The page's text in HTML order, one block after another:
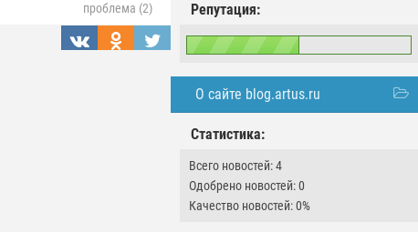
Репутация:
О сайте blog.artus.ru
Статистика:
Всего новостей: 4
Одобрено новостей: 0
Качество новостей: 0%
проблема (2)